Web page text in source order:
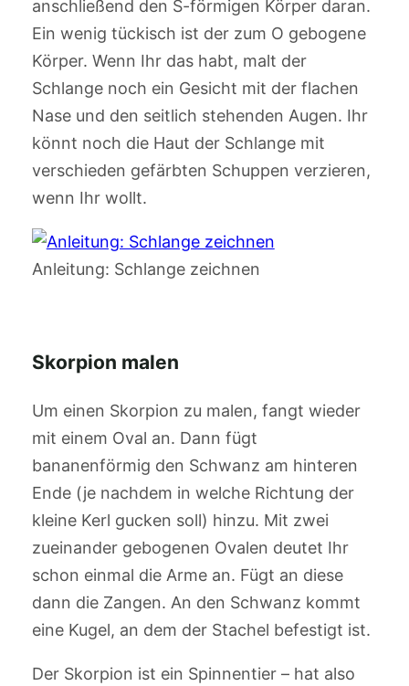
anschließend den S-förmigen Körper daran.
Ein wenig tückisch ist der zum O gebogene
Körper. Wenn Ihr das habt, malt der
Schlange noch ein Gesicht mit der flachen
Nase und den seitlich stehenden Augen. Ihr
könnt noch die Haut der Schlange mit
verschieden gefärbten Schuppen verzieren,
wenn Ihr wollt.
Anleitung: Schlange zeichnen
Skorpion malen
Um einen Skorpion zu malen, fangt wieder
mit einem Oval an. Dann fügt
bananenförmig den Schwanz am hinteren
Ende (je nachdem in welche Richtung der
kleine Kerl gucken soll) hinzu. Mit zwei
zueinander gebogenen Ovalen deutet Ihr
schon einmal die Arme an. Fügt an diese
dann die Zangen. An den Schwanz kommt
eine Kugel, an dem der Stachel befestigt ist.
Der Skorpion ist ein Spinnentier – hat also